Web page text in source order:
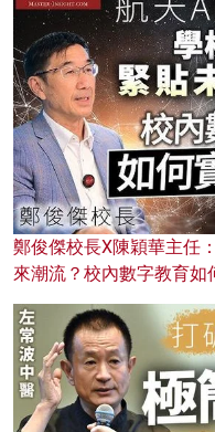
鄭俊傑校長X陳穎華主任
來潮流？校內數字教育如